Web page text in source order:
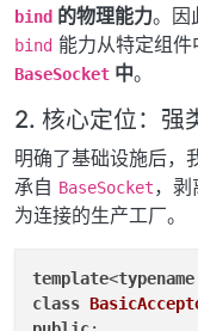
bind 的物理能力。因
bind 能力从特定组件
BaseSocket 中。
2. 核心定位：强
明确了基础设施后，
承自 BaseSocket，
为连接的生产工厂。
template<typename
class